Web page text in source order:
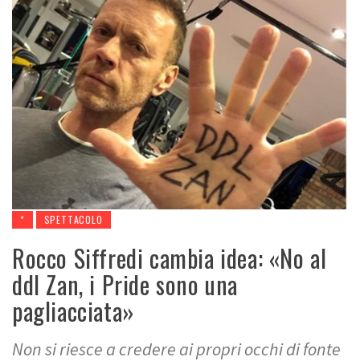
* SPETTACOLO
Rocco Siffredi cambia idea: «No al
ddl Zan, i Pride sono una
pagliacciata»
Non si riesce a credere ai propri occhi di fonte